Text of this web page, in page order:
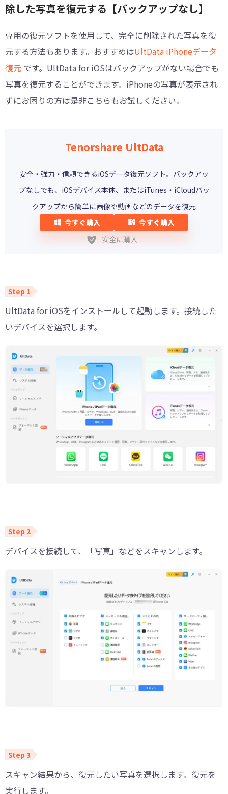
除した写真を復元する【バックアップなし】
専用の復元ソフトを使用して、完全に削除された写真を復
元する方法もあります。おすすめはUltData iPhoneデータ
復元 です。UltData for iOSはバックアップがない場合でも
写真を復元することができます。iPhoneの写真が表示され
ずにお困りの方は是非こちらもお試しください。
Tenorshare UltData
安全・強力・信頼できるiOSデータ復元ソフト。バックアッ
プなしでも、iOSデバイス本体、またはiTunes・iCloudバッ
クアップから簡単に画像や動画などのデータを復元
今すぐ購入
今すぐ購入
安全に購入
UltData for iOSをインストールして起動します。接続した
いデバイスを選択します。
デバイスを接続して、「写真」などをスキャンします。
スキャン結果から、復元したい写真を選択します。復元を
実行します。